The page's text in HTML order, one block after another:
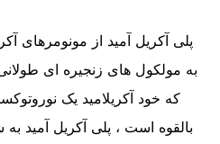
پلی آکریل آمید از مونومرهای
به مولکول های زنجیره ای
که خود آکریلامید یک
بالقوه است ، پلی آکریل آمید